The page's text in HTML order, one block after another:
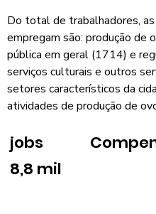
Do total de trabalhadores,
empregam são: produção de
pública em geral (1714) e
serviços culturais e outros
setores característicos da
atividades de produção de
jobs
8,8 mil